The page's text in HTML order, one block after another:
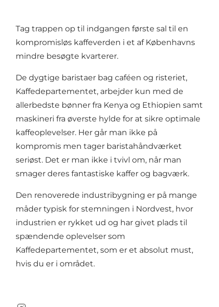
Tag trappen op til indgangen første sal til en
kompromisløs kaffeverden i et af Københavns
mindre besøgte kvarterer.
De dygtige baristaer bag caféen og risteriet,
Kaffedepartementet, arbejder kun med de
allerbedste bønner fra Kenya og Ethiopien samt
maskineri fra øverste hylde for at sikre optimale
kaffeoplevelser. Her går man ikke på
kompromis men tager baristahåndværket
seriøst. Det er man ikke i tvivl om, når man
smager deres fantastiske kaffer og bagværk.
Den renoverede industribygning er på mange
måder typisk for stemningen i Nordvest, hvor
industrien er rykket ud og har givet plads til
spændende oplevelser som
Kaffedepartementet, som er et absolut must,
hvis du er i området.